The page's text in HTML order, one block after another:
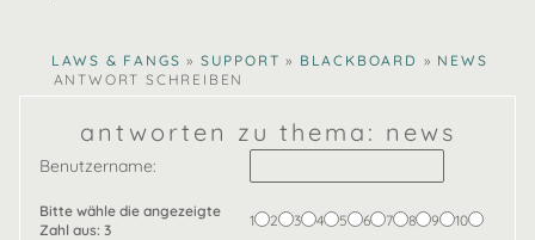
CLAWS & FANGS » SUPPORT » BLACKBOARD » NEWS
ANTWORT SCHREIBEN
antworten zu thema: news
Benutzername:
Bitte wähle die angezeigte
Zahl aus: 3
1 2 3 4 5 6 7 8 9 10